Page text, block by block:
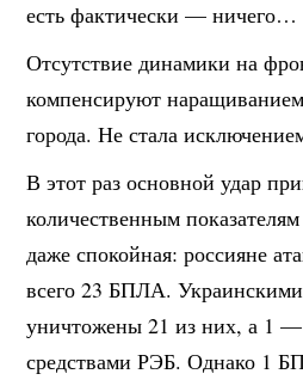
есть фактически — ничего…
Отсутствие динамики на
компенсируют
города. Не стала
В этот раз основной удар
количественным
даже спокойная: россияне
всего 23 БПЛА.
уничтожены 21 из них, а 1 —
средствами РЭБ. Однако 1